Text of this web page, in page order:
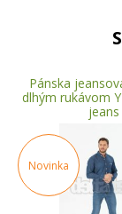
Pánska
dlhým rukávom
jeans
Novinka